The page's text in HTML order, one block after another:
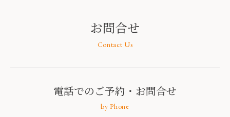
お問合せ
Contact Us
電話でのご予約 ・お問合せ
by Phone